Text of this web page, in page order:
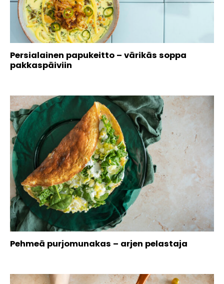
Persialainen papukeitto – värikäs soppa
pakkaspäiviin
Pehmeä purjomunakas – arjen pelastaja